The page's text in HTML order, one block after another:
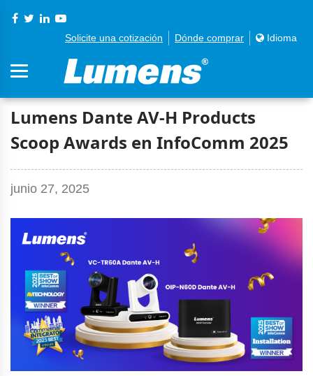
Solicite una cotización Dónde comprar Idioma
Lumens Dante AV-H Products
Scoop Awards en InfoComm 2025
junio 27, 2025